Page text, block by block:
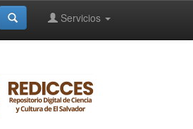
Servicios